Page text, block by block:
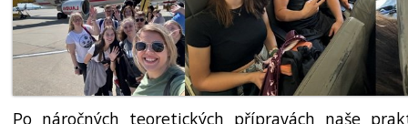
Po náročných teoretických přípravách naše